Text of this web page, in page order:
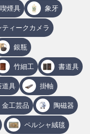
喫煙具 象牙
ティークカメラ
銀瓶
竹細工 書道具
道具 掛軸
金工芸品 陶磁器
ペルシャ絨毯